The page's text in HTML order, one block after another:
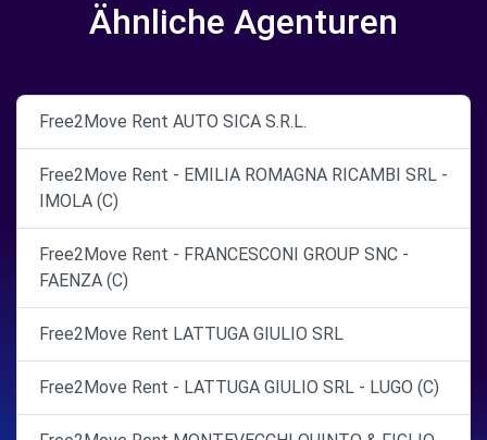
Ähnliche Agenturen
Free2Move Rent AUTO SICA S.R.L.
Free2Move Rent - EMILIA ROMAGNA RICAMBI SRL -
IMOLA (C)
Free2Move Rent - FRANCESCONI GROUP SNC -
FAENZA (C)
Free2Move Rent LATTUGA GIULIO SRL
Free2Move Rent - LATTUGA GIULIO SRL - LUGO (C)